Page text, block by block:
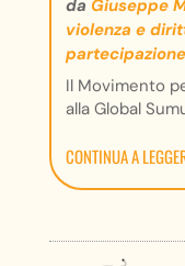
da Giuseppe
violenza e
partecipazione
Il Movimento
alla Global
CONTINUA A